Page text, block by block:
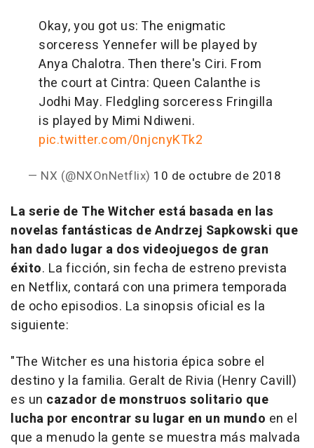
Okay, you got us: The enigmatic
sorceress Yennefer will be played by
Anya Chalotra. Then there's Ciri. From
the court at Cintra: Queen Calanthe is
Jodhi May. Fledgling sorceress Fringilla
is played by Mimi Ndiweni.
pic.twitter.com/0njcnyKTk2
— NX (@NXOnNetflix) 10 de octubre de 2018
La serie de The Witcher está basada en las
novelas fantásticas de Andrzej Sapkowski que
han dado lugar a dos videojuegos de gran
éxito. La ficción, sin fecha de estreno prevista
en Netflix, contará con una primera temporada
de ocho episodios. La sinopsis oficial es la
siguiente:
"The Witcher es una historia épica sobre el
destino y la familia. Geralt de Rivia (Henry Cavill)
es un cazador de monstruos solitario que
lucha por encontrar su lugar en un mundo en el
que a menudo la gente se muestra más malvada